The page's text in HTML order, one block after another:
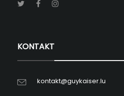
KONTAKT
kontakt@guykaiser.lu